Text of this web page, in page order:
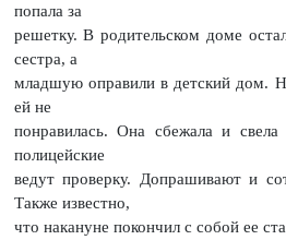
попала за
решетку. В родительском доме
сестра, а
младшую оправили в детский дом.
ей не
понравилась. Она сбежала и
полицейские
ведут проверку. Допрашивают и
Также известно,
что накануне покончил с собой ее